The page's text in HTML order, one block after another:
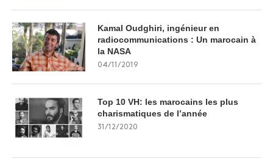
Kamal Oudghiri, ingénieur en
radiocommunications : Un marocain à
la NASA
04/11/2019
Top 10 VH: les marocains les plus
charismatiques de l’année
31/12/2020